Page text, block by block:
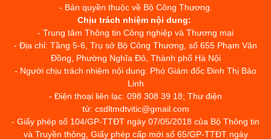
- Bản quyền thuộc về Bộ Công Thương.
Chịu trách nhiệm nội dung:
- Trung tâm Thông tin Công nghiệp và Thương mại
- Địa chỉ: Tầng 5-6, Trụ sở Bộ Công Thương, số 655 Phạm Văn
Đồng, Phường Nghĩa Đô, Thành phố Hà Nội
- Người chịu trách nhiệm nội dung: Phó Giám đốc Đinh Thị Bảo
Linh
- Điện thoại liên lạc: 098 308 39 18; Thư điện
tử: csdltmdtvitic@gmail.com
- Giấy phép số 104/GP-TTĐT ngày 07/05/2018 của Bộ Thông tin
và Truyền thông, Giấy phép cấp mới số 65/GP-TTĐT ngày